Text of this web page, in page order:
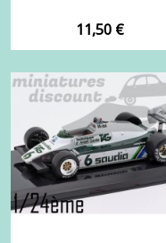
Prix
11,50 €